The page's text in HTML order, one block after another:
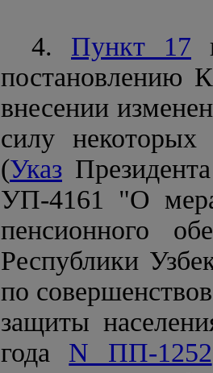
4. Пункт 17
постановлению
внесении
силу некоторых
(Указ
УП-4161 "О
пенсионного
Республики
по
защиты
года N ПП-1252